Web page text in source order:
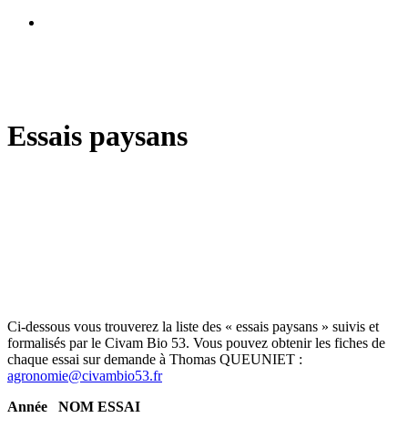
Essais paysans
Ci-dessous vous trouverez la liste des « essais paysans » suivis et
formalisés par le Civam Bio 53. Vous pouvez obtenir les fiches de
chaque essai sur demande à Thomas QUEUNIET :
agronomie@civambio53.fr
Année NOM ESSAI